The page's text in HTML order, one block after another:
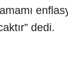
dedi.